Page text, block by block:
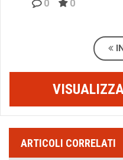
0 0
ARTICOLI CORRELATI